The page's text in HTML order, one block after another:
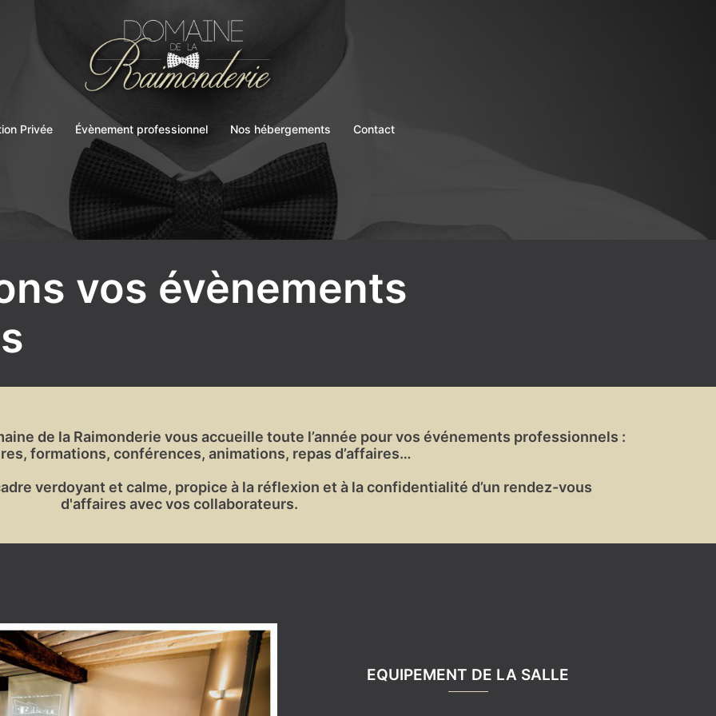
Privée Évènement professionnel Nos hébergements Contact
vos évènements
de la Raimonderie vous accueille toute l’année pour vos événements professionnels :
formations, conférences, animations, repas d’affaires…
verdoyant et calme, propice à la réflexion et à la confidentialité d’un rendez-vous
d'affaires avec vos collaborateurs.
EQUIPEMENT DE LA SALLE